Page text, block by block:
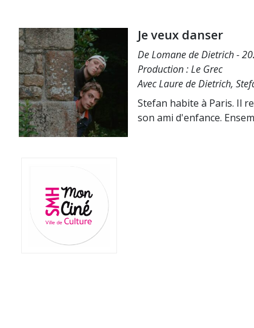
Je veux danser
De Lomane de Dietrich -
Production : Le Grec
Avec Laure de Dietrich,
Stefan habite à Paris. Il
son ami d'enfance.